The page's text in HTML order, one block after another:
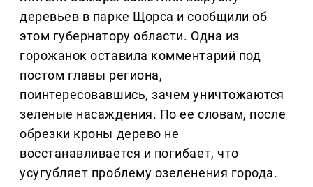
деревьев в парке Щорса и сообщили об
этом губернатору области. Одна из
горожанок оставила комментарий под
постом главы региона,
поинтересовавшись, зачем уничтожаются
зеленые насаждения. По ее словам, после
обрезки кроны дерево не
восстанавливается и погибает, что
усугубляет проблему озеленения города.